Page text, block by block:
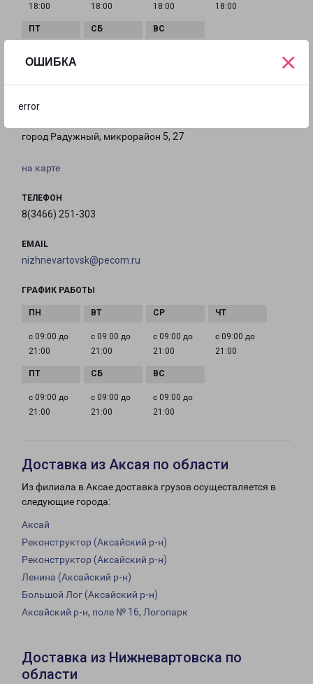
ОШИБКА
error
×
18:00 18:00 18:00 18:00
18:00
город Радужный, микрорайон 5, 27
на карте
ТЕЛЕФОН
8(3466) 251-303
EMAIL
nizhnevartovsk@pecom.ru
ГРАФИК РАБОТЫ
с 09:00 до
21:00
с 09:00 до
21:00
с 09:00 до
21:00
с 09:00 до
21:00
с 09:00 до
21:00
с 09:00 до
21:00
с 09:00 до
21:00
Доставка из Аксая по области
Из филиала в Аксае доставка грузов осуществляется в
следующие города:
Аксай
Реконструктор (Аксайский р-н)
Реконструктор (Аксайский р-н)
Ленина (Аксайский р-н)
Большой Лог (Аксайский р-н)
Аксайский р-н, поле № 16, Логопарк
Доставка из Нижневартовска по
области